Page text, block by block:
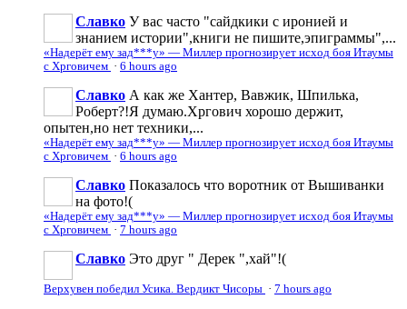
Славко У вас часто "сайдкики с иронией и
знанием истории",книги не пишите,эпиграммы",...
«Надерёт ему зад***у» — Миллер прогнозирует исход боя Итаумы
с Хрговичем · 6 hours ago
Славко А как же Хантер, Вавжик, Шпилька,
Роберт?!Я думаю.Хргович хорошо держит,
опытен,но нет техники,...
«Надерёт ему зад***у» — Миллер прогнозирует исход боя Итаумы
с Хрговичем · 6 hours ago
Славко Показалось что воротник от Вышиванки
на фото!(
«Надерёт ему зад***у» — Миллер прогнозирует исход боя Итаумы
с Хрговичем · 7 hours ago
Славко Это друг " Дерек ",хай"!(
Верхувен победил Усика. Вердикт Чисоры · 7 hours ago